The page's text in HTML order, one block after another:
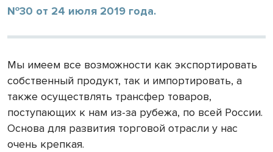
№30 от 24 июля 2019 года.
Мы имеем все возможности как экспортировать
собственный продукт, так и импортировать, а
также осуществлять трансфер товаров,
поступающих к нам из-за рубежа, по всей России.
Основа для развития торговой отрасли у нас
очень крепкая.